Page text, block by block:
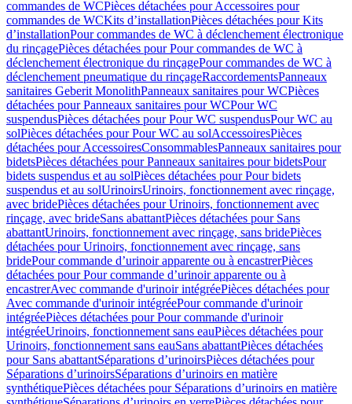
commandes de WCPièces détachées pour Accessoires pour
commandes de WCKits d’installationPièces détachées pour Kits
d’installationPour commandes de WC à déclenchement électronique
du rinçagePièces détachées pour Pour commandes de WC à
déclenchement électronique du rinçagePour commandes de WC à
déclenchement pneumatique du rinçageRaccordementsPanneaux
sanitaires Geberit MonolithPanneaux sanitaires pour WCPièces
détachées pour Panneaux sanitaires pour WCPour WC
suspendusPièces détachées pour Pour WC suspendusPour WC au
solPièces détachées pour Pour WC au solAccessoiresPièces
détachées pour AccessoiresConsommablesPanneaux sanitaires pour
bidetsPièces détachées pour Panneaux sanitaires pour bidetsPour
bidets suspendus et au solPièces détachées pour Pour bidets
suspendus et au solUrinoirsUrinoirs, fonctionnement avec rinçage,
avec bridePièces détachées pour Urinoirs, fonctionnement avec
rinçage, avec brideSans abattantPièces détachées pour Sans
abattantUrinoirs, fonctionnement avec rinçage, sans bridePièces
détachées pour Urinoirs, fonctionnement avec rinçage, sans
bridePour commande d’urinoir apparente ou à encastrerPièces
détachées pour Pour commande d’urinoir apparente ou à
encastrerAvec commande d'urinoir intégréePièces détachées pour
Avec commande d'urinoir intégréePour commande d'urinoir
intégréePièces détachées pour Pour commande d'urinoir
intégréeUrinoirs, fonctionnement sans eauPièces détachées pour
Urinoirs, fonctionnement sans eauSans abattantPièces détachées
pour Sans abattantSéparations d’urinoirsPièces détachées pour
Séparations d’urinoirsSéparations d’urinoirs en matière
synthétiquePièces détachées pour Séparations d’urinoirs en matière